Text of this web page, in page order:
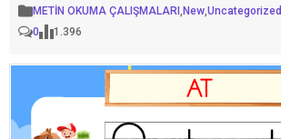
METİN OKUMA ÇALIŞMALARI,New,Uncategorized
0
1.396